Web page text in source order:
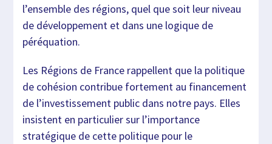
l’ensemble des régions, quel que soit leur niveau
de développement et dans une logique de
péréquation.
Les Régions de France rappellent que la politique
de cohésion contribue fortement au financement
de l’investissement public dans notre pays. Elles
insistent en particulier sur l’importance
stratégique de cette politique pour le